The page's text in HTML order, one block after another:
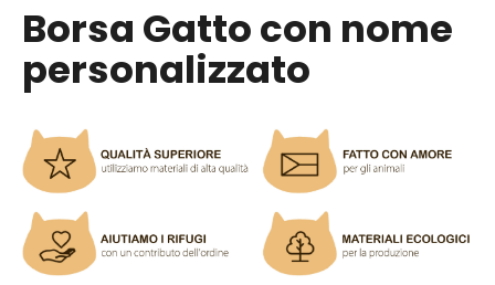
media
del
0,0
stelle.
Borsa Gatto con nome
personalizzato
RICERCA
S
i
c
o
n
s
i